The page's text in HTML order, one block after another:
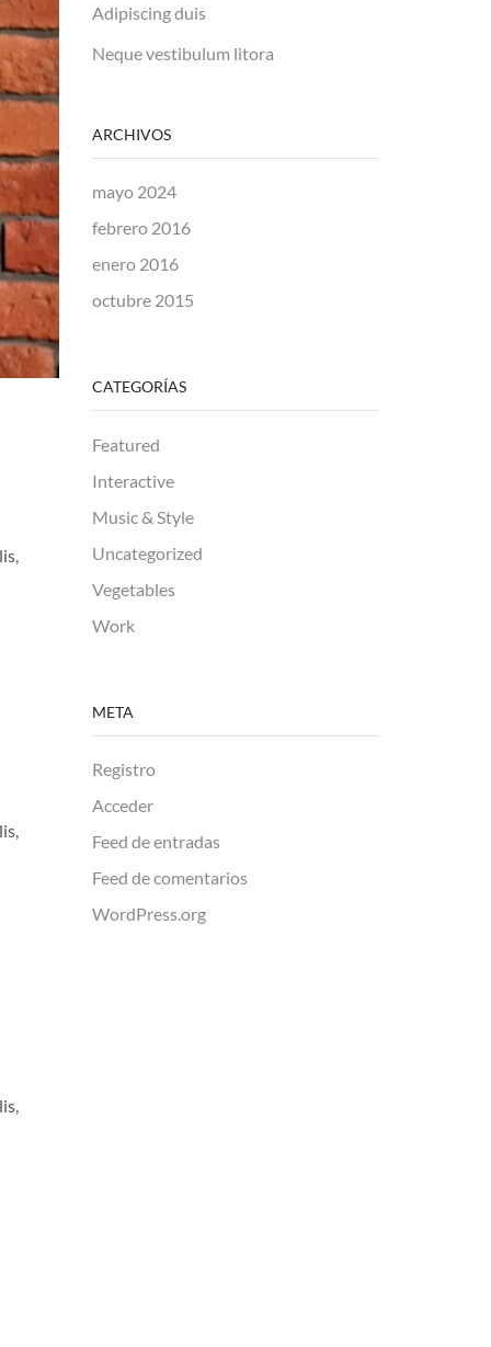
Adipiscing duis
Neque vestibulum litora
ARCHIVOS
mayo 2024
febrero 2016
enero 2016
octubre 2015
CATEGORÍAS
Featured
Interactive
Music & Style
Uncategorized
Vegetables
Work
META
Registro
Acceder
Feed de entradas
Feed de comentarios
WordPress.org